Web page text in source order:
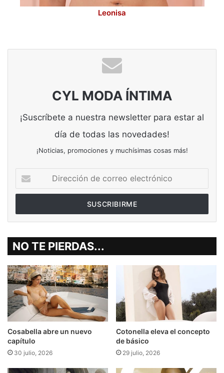
Leonisa
CYL MODA ÍNTIMA
¡Suscríbete a nuestra newsletter para estar al
día de todas las novedades!
¡Noticias, promociones y muchísimas cosas más!
de
correo
NO TE PIERDAS...
Cosabella abre un nuevo
capítulo
30 julio, 2026
Cotonella eleva el concepto
de básico
29 julio, 2026